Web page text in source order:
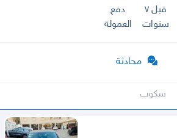
قبل ٧
سنوات
دفع
العمولة
محادثة
سكوب